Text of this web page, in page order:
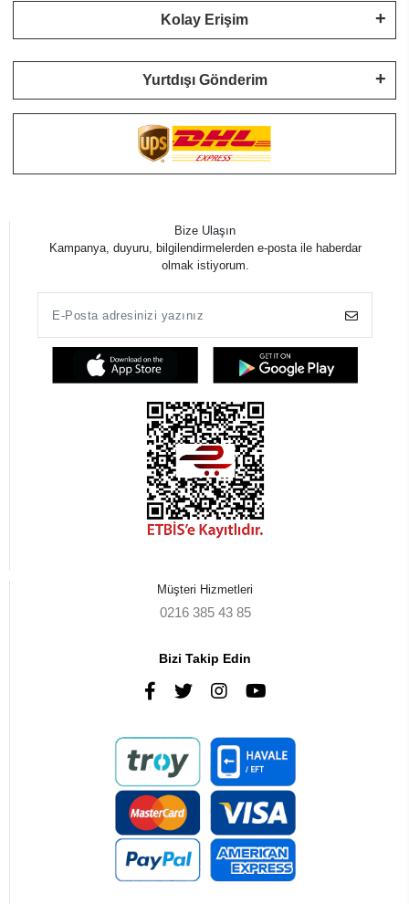
Kolay Erişim
Yurtdışı Gönderim
Bize Ulaşın
Kampanya, duyuru, bilgilendirmelerden e-posta ile haberdar
olmak istiyorum.
Müşteri Hizmetleri
0216 385 43 85
Bizi Takip Edin